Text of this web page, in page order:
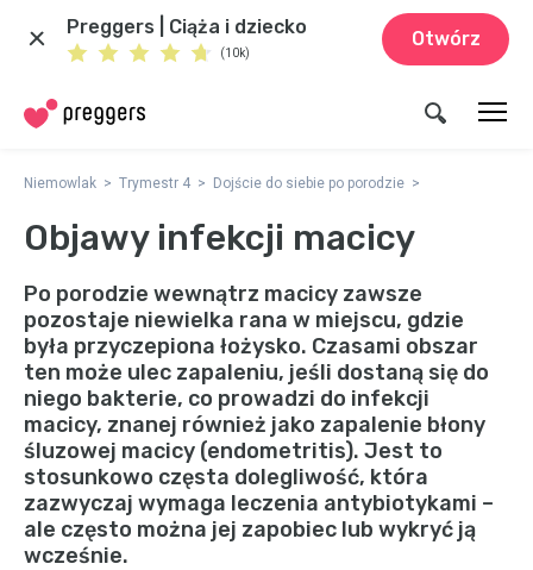
Preggers | Ciąża i dziecko
(10k)
Otwórz
Niemowlak Trymestr 4 Dojście do siebie po porodzie
Objawy infekcji macicy
Po porodzie wewnątrz macicy zawsze
pozostaje niewielka rana w miejscu, gdzie
była przyczepiona łożysko. Czasami obszar
ten może ulec zapaleniu, jeśli dostaną się do
niego bakterie, co prowadzi do infekcji
macicy, znanej również jako zapalenie błony
śluzowej macicy (endometritis). Jest to
stosunkowo częsta dolegliwość, która
zazwyczaj wymaga leczenia antybiotykami –
ale często można jej zapobiec lub wykryć ją
wcześnie.